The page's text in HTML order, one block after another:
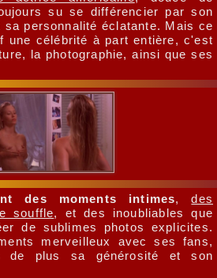
su se différencier par son
personnalité éclatante. Mais ce
une célébrité à part entière, c'est
la photographie, ainsi que ses
des moments intimes,des
souffle, et des inoubliables que
de sublimes photos explicites.
merveilleux avec ses fans,
de plus sa générosité et son